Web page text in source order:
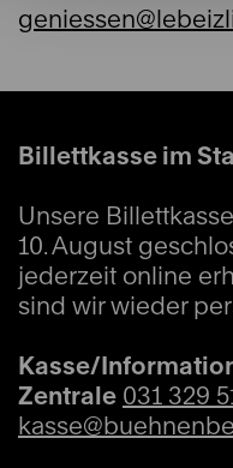
Billettkasse im
Unsere
10. August
jederzeit online
sind wir wieder
Kasse/
Zentrale 031 329